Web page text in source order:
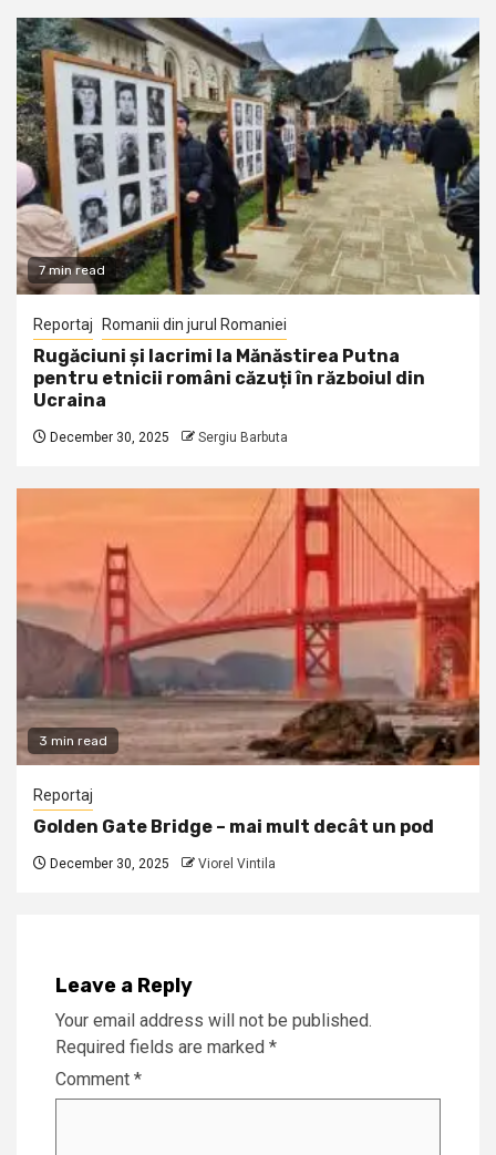
7 min read
Reportaj Romanii din jurul Romaniei
Rugăciuni și lacrimi la Mănăstirea Putna
pentru etnicii români căzuți în războiul din
Ucraina
December 30, 2025 Sergiu Barbuta
3 min read
Reportaj
Golden Gate Bridge – mai mult decât un pod
December 30, 2025 Viorel Vintila
Leave a Reply
Your email address will not be published.
Required fields are marked *
Comment *